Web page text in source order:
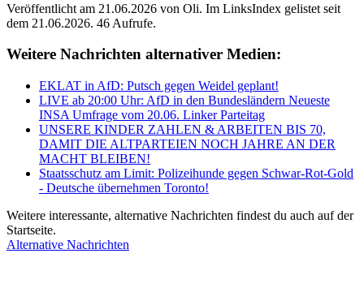
Veröffentlicht am 21.06.2026 von Oli. Im LinksIndex gelistet seit
dem 21.06.2026. 46 Aufrufe.
Weitere Nachrichten alternativer Medien:
EKLAT in AfD: Putsch gegen Weidel geplant!
LIVE ab 20:00 Uhr: AfD in den Bundesländern Neueste
INSA Umfrage vom 20.06. Linker Parteitag
UNSERE KINDER ZAHLEN & ARBEITEN BIS 70,
DAMIT DIE ALTPARTEIEN NOCH JAHRE AN DER
MACHT BLEIBEN!
Staatsschutz am Limit: Polizeihunde gegen Schwar-Rot-Gold
- Deutsche übernehmen Toronto!
Weitere interessante, alternative Nachrichten findest du auch auf der
Startseite.
Alternative Nachrichten